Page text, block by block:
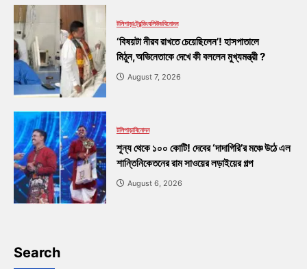
টলিপাড়াট্রেন্ডিংবলিউডবিনোদন
‘বিষয়টা নীরব রাখতে চেয়েছিলেন’! হাসপাতালে
মিঠুন,অভিনেতাকে দেখে কী বললেন মুখ্যমন্ত্রী ?
August 7, 2026
টলিপাড়াবিনোদন
শূন্য থেকে ১০০ কোটি! দেবের ‘দাদাগিরি’র মঞ্চে উঠে এল
শান্তিনিকেতনের রাম সাওয়ের লড়াইয়ের গল্প
August 6, 2026
Search